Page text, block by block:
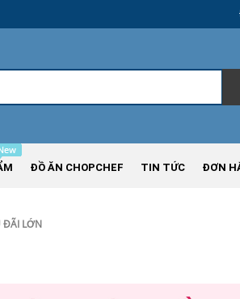
ĐỒ ĂN CHOPCHEF TIN TỨC ĐƠN
ĐÃI LỚN